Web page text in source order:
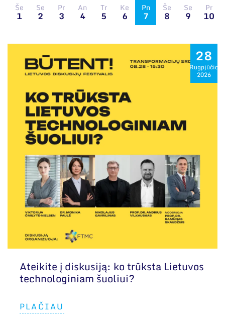
Še
1
Se
2
Pr
3
An
4
Tr
5
Ke
6
Pn
7
Še
8
Se
9
Pr
10
28
Rugpjūčio
2026
Ateikite į diskusiją: ko trūksta Lietuvos
technologiniam šuoliui?
PLAČIAU